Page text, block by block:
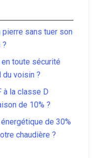
pierre sans tuer son
?
toute sécurité
du voisin ?
à la classe D
de 10% ?
de 30%
chaudière ?